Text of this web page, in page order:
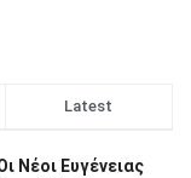
Latest
Νέοι Ευγένειας